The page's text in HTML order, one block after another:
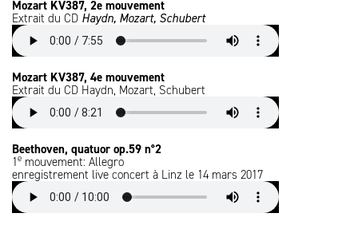
Mozart KV387, 2e mouvement
Extrait du CD Haydn, Mozart, Schubert
Mozart KV387, 4e mouvement
Extrait du CD Haydn, Mozart, Schubert
Beethoven, quatuor op.59 n°2
1e mouvement: Allegro
enregistrement live concert à Linz le 14 mars 2017